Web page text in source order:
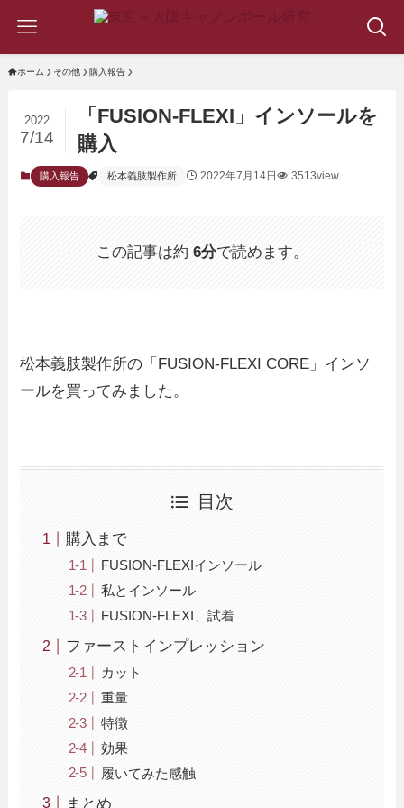
ホーム その他 購入報告
「FUSION-FLEXI」インソールを
購入
2022
7/14
購入報告 松本義肢製作所 2022年7月14日 3513view
この記事は約 6分で読めます。
松本義肢製作所の「FUSION-FLEXI CORE」インソ
ールを買ってみました。
目次
購入まで
FUSION-FLEXIインソール
私とインソール
FUSION-FLEXI、試着
ファーストインプレッション
カット
重量
特徴
効果
履いてみた感触
まとめ